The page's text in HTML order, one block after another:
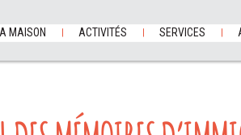
LA MAISON ACTIVITÉS SERVICES